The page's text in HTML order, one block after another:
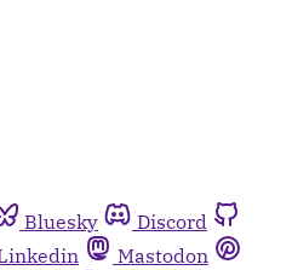
Bluesky
Discord
Mastodon